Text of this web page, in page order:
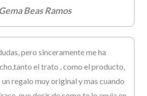
Gema Beas Ramos
pero sinceramente me ha
el trato , como el producto,
un regalo muy original y mas cuando